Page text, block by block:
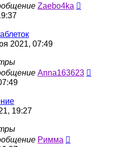
Zaebo4ka
2021, 07:49
Anna163623
19:27
Римма